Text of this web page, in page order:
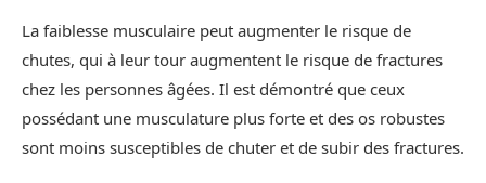
La faiblesse musculaire peut augmenter le risque de
chutes, qui à leur tour augmentent le risque de fractures
chez les personnes âgées. Il est démontré que ceux
possédant une musculature plus forte et des os robustes
sont moins susceptibles de chuter et de subir des fractures.